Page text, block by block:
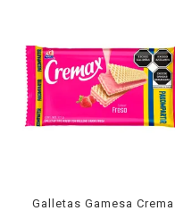
Galletas Gamesa Cremax